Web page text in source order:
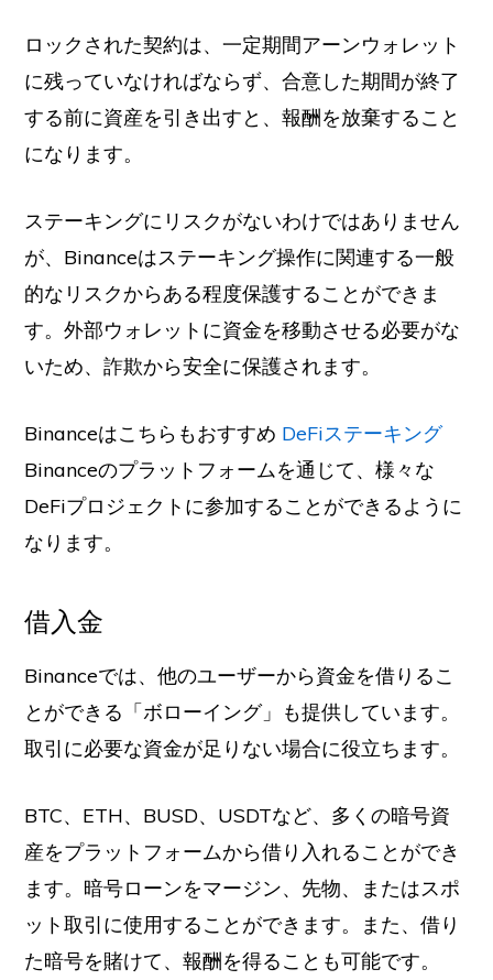
ロックされた契約は、一定期間アーンウォレット
に残っていなければならず、合意した期間が終了
する前に資産を引き出すと、報酬を放棄すること
になります。
ステーキングにリスクがないわけではありません
が、Binanceはステーキング操作に関連する一般
的なリスクからある程度保護することができま
す。外部ウォレットに資金を移動させる必要がな
いため、詐欺から安全に保護されます。
Binanceはこちらもおすすめ DeFiステーキング
Binanceのプラットフォームを通じて、様々な
DeFiプロジェクトに参加することができるように
なります。
借入金
Binanceでは、他のユーザーから資金を借りるこ
とができる「ボローイング」も提供しています。
取引に必要な資金が足りない場合に役立ちます。
BTC、ETH、BUSD、USDTなど、多くの暗号資
産をプラットフォームから借り入れることができ
ます。暗号ローンをマージン、先物、またはスポ
ット取引に使用することができます。また、借り
た暗号を賭けて、報酬を得ることも可能です。